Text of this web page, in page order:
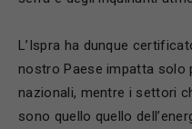
L’Ispra ha dunque
nostro Paese impatta solo
nazionali, mentre i settori
sono quello quello